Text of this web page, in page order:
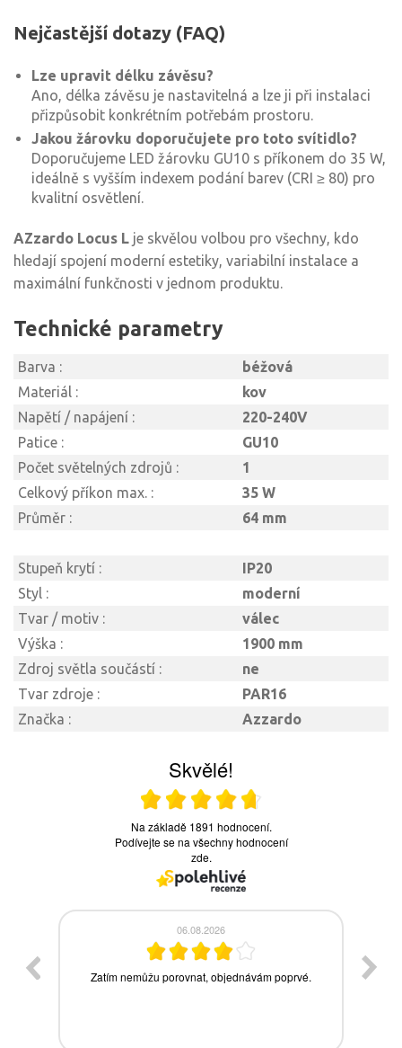
Nejčastější dotazy (FAQ)
Lze upravit délku závěsu?
Ano, délka závěsu je nastavitelná a lze ji při instalaci
přizpůsobit konkrétním potřebám prostoru.
Jakou žárovku doporučujete pro toto svítidlo?
Doporučujeme LED žárovku GU10 s příkonem do 35 W,
ideálně s vyšším indexem podání barev (CRI ≥ 80) pro
kvalitní osvětlení.
AZzardo Locus L je skvělou volbou pro všechny, kdo
hledají spojení moderní estetiky, variabilní instalace a
maximální funkčnosti v jednom produktu.
Technické parametry
Barva :
béžová
Materiál :
kov
Napětí / napájení :
220-240V
Patice :
GU10
Počet světelných zdrojů :
1
Celkový příkon max. :
35 W
Průměr :
64 mm
Stupeň krytí :
IP20
Styl :
moderní
Tvar / motiv :
válec
Výška :
1900 mm
Zdroj světla součástí :
ne
Tvar zdroje :
PAR16
Značka :
Azzardo